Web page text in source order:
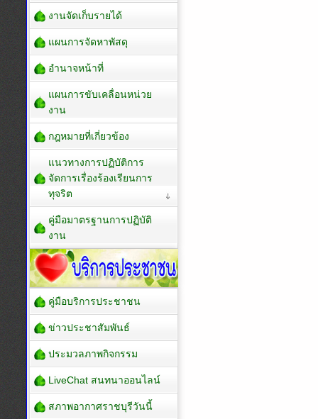
งานจัดเก็บรายได้
แผนการจัดหาพัสดุ
อำนาจหน้าที่
แผนการขับเคลื่อนหน่วย
งาน
กฎหมายที่เกี่ยวข้อง
แนวทางการปฏิบัติการ
จัดการเรื่องร้องเรียนการ
ทุจริต
คู่มือมาตรฐานการปฏิบัติ
งาน
คู่มือบริการประชาชน
ข่าวประชาสัมพันธ์
ประมวลภาพกิจกรรม
LiveChat สนทนาออนไลน์
สภาพอากาศราชบุรีวันนี้